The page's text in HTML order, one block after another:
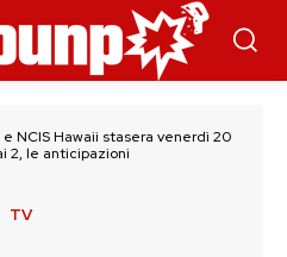
e NCIS Hawaii stasera venerdì 20
2, le anticipazioni
TV